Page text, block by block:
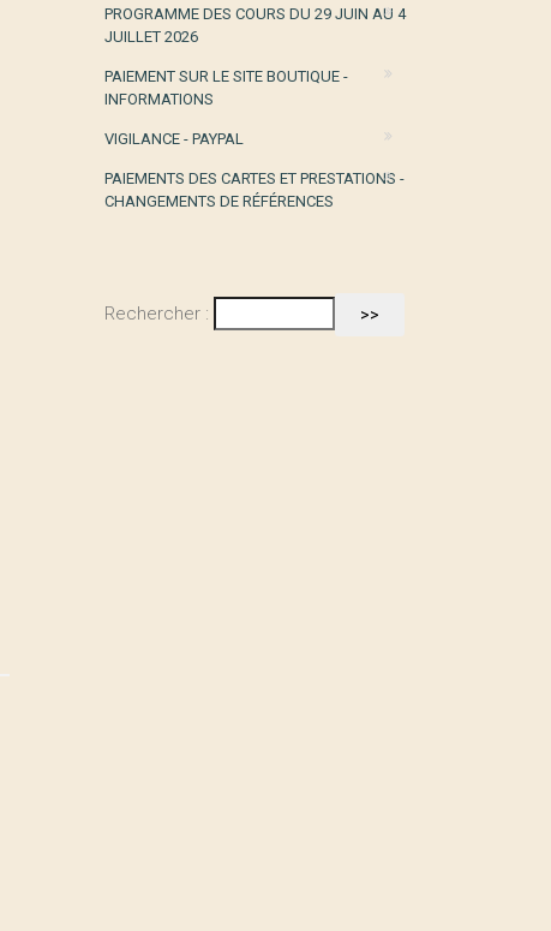
PROGRAMME DES COURS DU 29 JUIN AU 4
JUILLET 2026
PAIEMENT SUR LE SITE BOUTIQUE -
INFORMATIONS
VIGILANCE - PAYPAL
PAIEMENTS DES CARTES ET PRESTATIONS -
CHANGEMENTS DE RÉFÉRENCES
Rechercher :